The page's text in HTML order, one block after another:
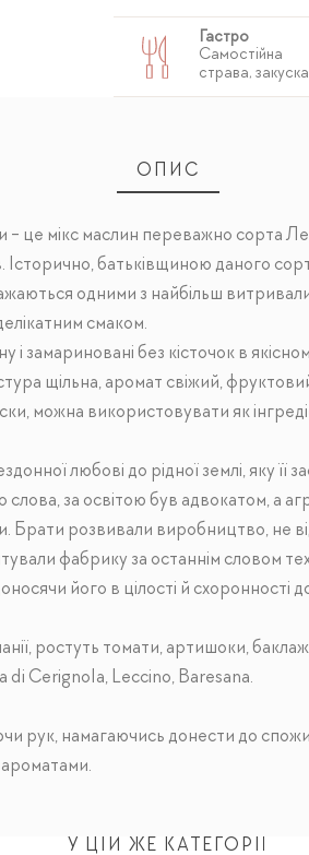
Гастро
Cамостійна
страва, закуска
ОПИС
- це мікс маслин переважно сорта
Історично, батьківщиною даного
одними з найбільш
смаком.
і замариновані без кісточок в
щільна, аромат свіжий,
можна використовувати як
любові до рідної землі, яку її
слова, за освітою був адвокатом, а
Брати розвивали виробництво, не
фабрику за останнім словом
його в цілості й схоронності
ростуть томати, артишоки,
di Cerignola, Leccino, Baresana.
рук, намагаючись донести до
У ЦІЙ ЖЕ КАТЕГОРІЇ